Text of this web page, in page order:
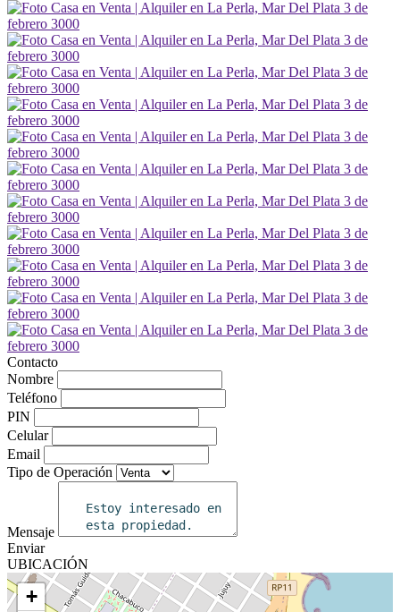
Contacto
Nombre
Teléfono
PIN
Celular
Email
Tipo de Operación
Mensaje
Enviar
UBICACIÓN
+